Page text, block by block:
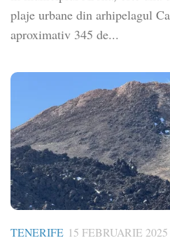
plaje urbane din arhipelagul
aproximativ 345 de...
TENERIFE 15 FEBRUARIE 2025